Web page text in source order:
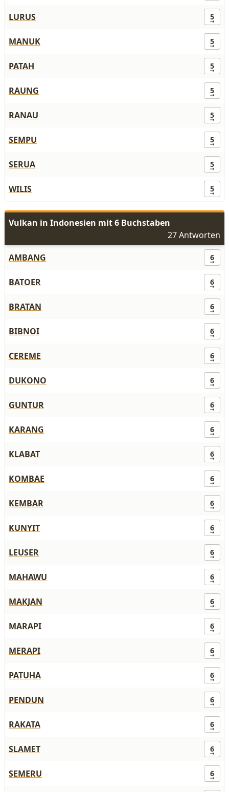
LURUS 5
MANUK 5
PATAH 5
RAUNG 5
RANAU 5
SEMPU 5
SERUA 5
WILIS 5
Vulkan in Indonesien mit 6 Buchstaben
27 Antworten
AMBANG
6
BATOER 6
BRATAN 6
BIBNOI 6
CEREME 6
DUKONO 6
GUNTUR 6
KARANG 6
KLABAT 6
KOMBAE 6
KEMBAR 6
KUNYIT 6
LEUSER 6
MAHAWU 6
MAKJAN 6
MARAPI 6
MERAPI 6
PATUHA 6
PENDUN 6
RAKATA 6
SLAMET 6
SEMERU 6